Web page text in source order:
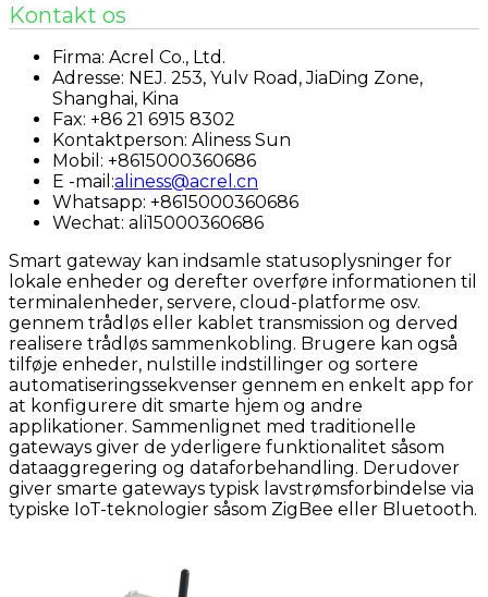
Kontakt os
Firma: Acrel Co., Ltd.
Adresse: NEJ. 253, Yulv Road, JiaDing Zone,
Shanghai, Kina
Fax: +86 21 6915 8302
Kontaktperson: Aliness Sun
Mobil: +8615000360686
E -mail:aliness@acrel.cn
Whatsapp: +8615000360686
Wechat: ali15000360686
Smart gateway kan indsamle statusoplysninger for
lokale enheder og derefter overføre informationen til
terminalenheder, servere, cloud-platforme osv.
gennem trådløs eller kablet transmission og derved
realisere trådløs sammenkobling. Brugere kan også
tilføje enheder, nulstille indstillinger og sortere
automatiseringssekvenser gennem en enkelt app for
at konfigurere dit smarte hjem og andre
applikationer. Sammenlignet med traditionelle
gateways giver de yderligere funktionalitet såsom
dataaggregering og dataforbehandling. Derudover
giver smarte gateways typisk lavstrømsforbindelse via
typiske IoT-teknologier såsom ZigBee eller Bluetooth.